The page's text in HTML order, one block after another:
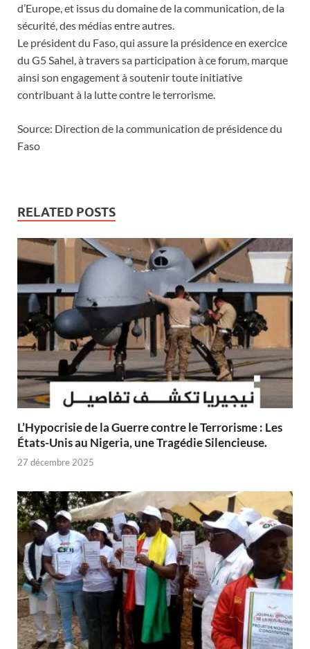
d’Europe, et issus du domaine de la communication, de la
sécurité, des médias entre autres.
Le président du Faso, qui assure la présidence en exercice
du G5 Sahel, à travers sa participation à ce forum, marque
ainsi son engagement à soutenir toute initiative
contribuant à la lutte contre le terrorisme.
Source: Direction de la communication de présidence du
Faso
RELATED POSTS
L’Hypocrisie de la Guerre contre le Terrorisme : Les
États-Unis au Nigeria, une Tragédie Silencieuse.
27 décembre 2025